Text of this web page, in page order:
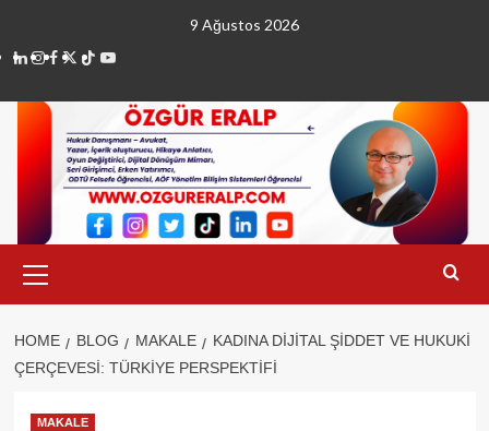
content
9 Ağustos 2026
linkedin
instagram
facebook
twitter
tiktokyoutube
Menu
HOME BLOG MAKALE
KADINA DIJITAL ŞIDDET VE HUKUKI
ÇERÇEVESI: TÜRKIYE PERSPEKTIFI
MAKALE